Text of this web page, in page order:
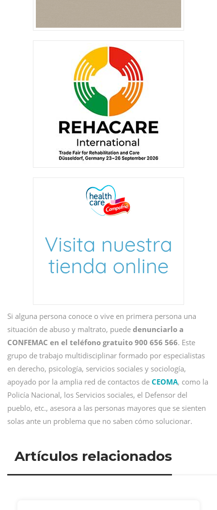
Si alguna persona conoce o vive en primera persona una
situación de abuso y maltrato, puede denunciarlo a
CONFEMAC en el teléfono gratuito 900 656 566. Este
grupo de trabajo multidisciplinar formado por especialistas
en derecho, psicología, servicios sociales y sociología,
apoyado por la amplia red de contactos de CEOMA, como la
Policía Nacional, los Servicios sociales, el Defensor del
pueblo, etc., asesora a las personas mayores que se sienten
solas ante un problema que no saben cómo solucionar.
Artículos relacionados